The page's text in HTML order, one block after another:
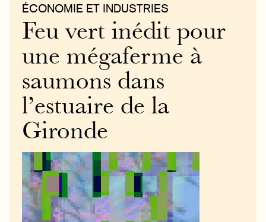
ÉCONOMIE ET INDUSTRIES
Feu vert inédit pour
une mégaferme à
saumons dans
l’estuaire de la
Gironde